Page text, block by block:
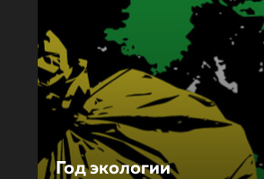
Год экологии